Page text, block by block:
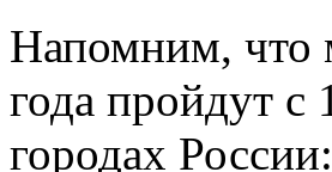
Напомним, что
года пройдут
городах